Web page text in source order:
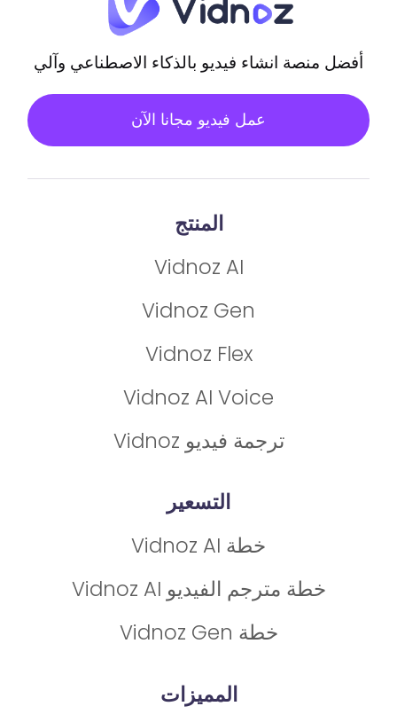
أفضل منصة انشاء فيديو بالذكاء الاصطناعي وآلي
عمل فيديو مجانا الآن
المنتج
Vidnoz AI
Vidnoz Gen
Vidnoz Flex
Vidnoz AI Voice
ترجمة فيديو Vidnoz
التسعير
خطة Vidnoz AI
خطة مترجم الفيديو Vidnoz AI
خطة Vidnoz Gen
المميزات